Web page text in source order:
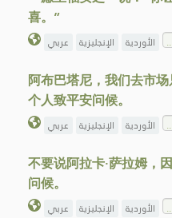
喜。”
عربي الإنجليزية الأوردية
阿布巴塔尼，我们去市
个人致平安问候。
عربي الإنجليزية الأوردية
不要说阿拉卡·萨拉姆，
问候。
عربي الإنجليزية الأوردية